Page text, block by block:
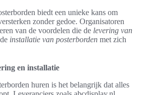
biedt een unieke kans om
zonder gedoe. Organisatoren
van de voordelen die de levering van
installatie van posterborden met zich
en installatie
huren is het belangrijk dat alles